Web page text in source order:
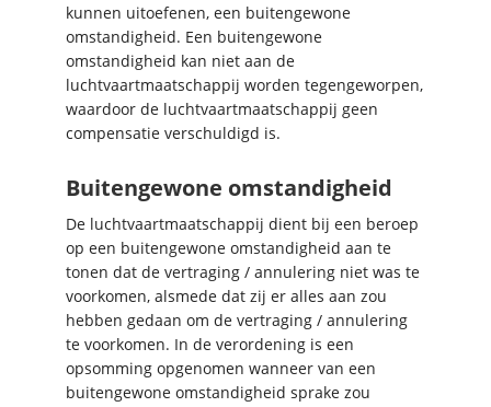
kunnen uitoefenen, een buitengewone
omstandigheid. Een buitengewone
omstandigheid kan niet aan de
luchtvaartmaatschappij worden tegengeworpen,
waardoor de luchtvaartmaatschappij geen
compensatie verschuldigd is.
Buitengewone omstandigheid
De luchtvaartmaatschappij dient bij een beroep
op een buitengewone omstandigheid aan te
tonen dat de vertraging / annulering niet was te
voorkomen, alsmede dat zij er alles aan zou
hebben gedaan om de vertraging / annulering
te voorkomen. In de verordening is een
opsomming opgenomen wanneer van een
buitengewone omstandigheid sprake zou